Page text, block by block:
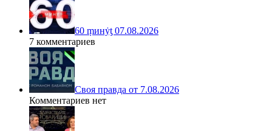
60 ṃинẏƫ 07.08.2026
7 комментариев
Своя правда от 7.08.2026
Комментариев нет